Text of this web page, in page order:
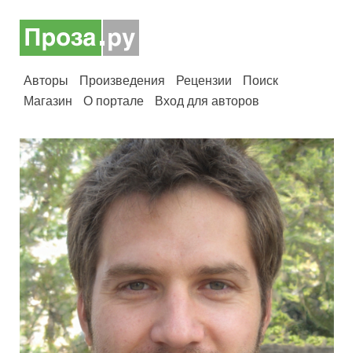
Авторы Произведения Рецензии
Поиск
Магазин
О портале Вход для авторов